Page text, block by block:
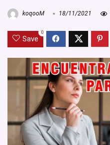
koqooM 18/11/2021
Save
0